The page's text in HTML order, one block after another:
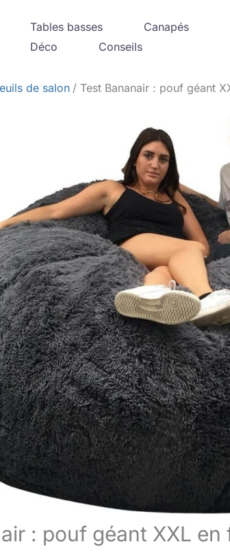
Tables basses Canapés
Déco
Conseils
de salon Test Bananair : pouf géant
: pouf géant XXL